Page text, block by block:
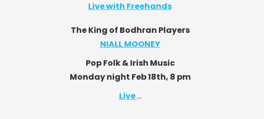
Live with Freehands
The King of Bodhran Players
NIALL MOONEY
Pop Folk & Irish Music
Monday night Feb 18th, 8 pm
Live…